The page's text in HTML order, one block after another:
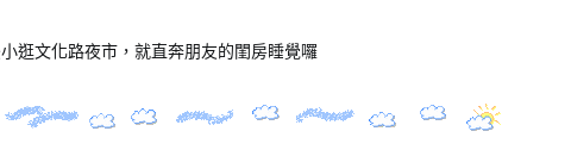
逛文化路夜市，就直奔朋友的閨房睡覺囉